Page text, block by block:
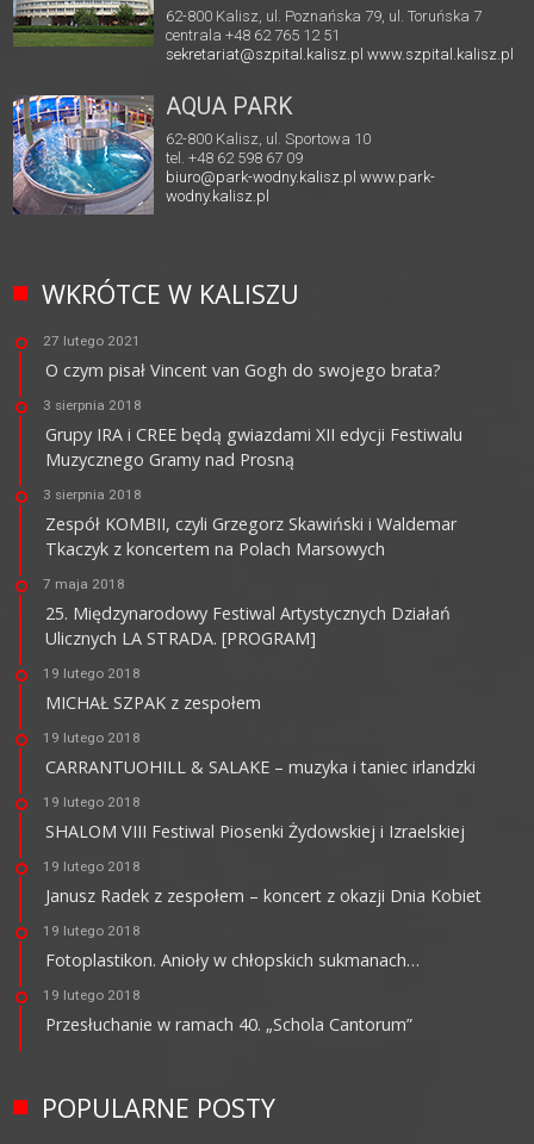
62-800 Kalisz, ul. Poznańska 79, ul. Toruńska 7
centrala +48 62 765 12 51
sekretariat@szpital.kalisz.pl www.szpital.kalisz.pl
AQUA PARK
62-800 Kalisz, ul. Sportowa 10
tel. +48 62 598 67 09
biuro@park-wodny.kalisz.pl www.park-
wodny.kalisz.pl
WKRÓTCE W KALISZU
27 lutego 2021
O czym pisał Vincent van Gogh do swojego brata?
3 sierpnia 2018
Grupy IRA i CREE będą gwiazdami XII edycji Festiwalu
Muzycznego Gramy nad Prosną
3 sierpnia 2018
Zespół KOMBII, czyli Grzegorz Skawiński i Waldemar
Tkaczyk z koncertem na Polach Marsowych
7 maja 2018
25. Międzynarodowy Festiwal Artystycznych Działań
Ulicznych LA STRADA. [PROGRAM]
19 lutego 2018
MICHAŁ SZPAK z zespołem
19 lutego 2018
CARRANTUOHILL & SALAKE – muzyka i taniec irlandzki
19 lutego 2018
SHALOM VIII Festiwal Piosenki Żydowskiej i Izraelskiej
19 lutego 2018
Janusz Radek z zespołem – koncert z okazji Dnia Kobiet
19 lutego 2018
Fotoplastikon. Anioły w chłopskich sukmanach…
19 lutego 2018
Przesłuchanie w ramach 40. „Schola Cantorum”
POPULARNE POSTY